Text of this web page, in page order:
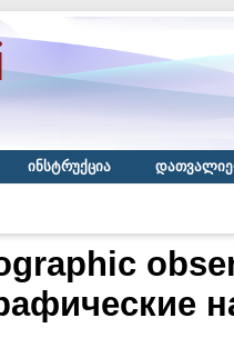
ინსტრუქცია